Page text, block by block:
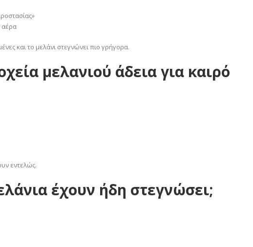
αέρα
και το μελάνι στεγνώνει πιο γρήγορα.
μελανιού άδεια για καιρό
εντελώς.
έχουν ήδη στεγνώσει;